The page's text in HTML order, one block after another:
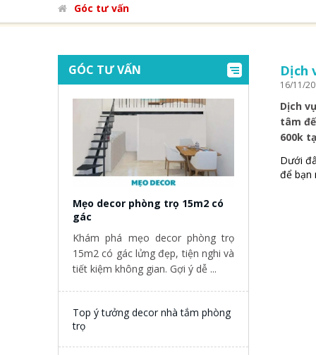
Góc tư vấn
GÓC TƯ VẤN
Mẹo decor phòng trọ 15m2 có
gác
Khám phá mẹo decor phòng trọ
15m2 có gác lửng đẹp, tiện nghi và
tiết kiệm không gian. Gợi ý dễ ...
Top ý tưởng decor nhà tắm phòng
trọ
Dịch
16/11/
Dịch
tâm
600k
Dưới
để bạn